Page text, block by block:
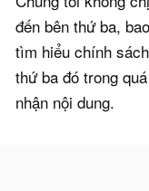
đến bên thứ ba,
tìm hiểu chính
thứ ba đó trong
nhận nội dung.